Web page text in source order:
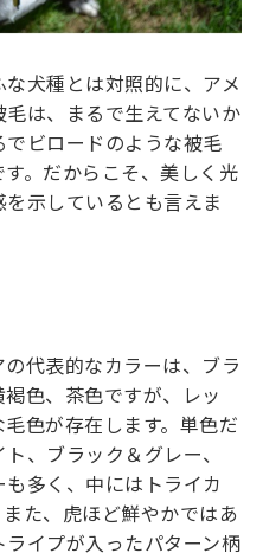
犬種とは対照的に、アメ
は、まるで生えてないか
ビロードのような被毛
。だからこそ、美しく光
示しているとも言えま
代表的なカラーは、ブラ
色、茶色ですが、レッ
色が存在します。単色だ
、ブラック＆グレー、
多く、中にはトライカ
た、虎ほど鮮やかではあ
イプが入ったパターン柄